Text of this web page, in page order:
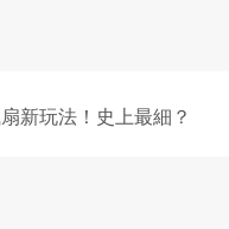
新玩法！史上最細？